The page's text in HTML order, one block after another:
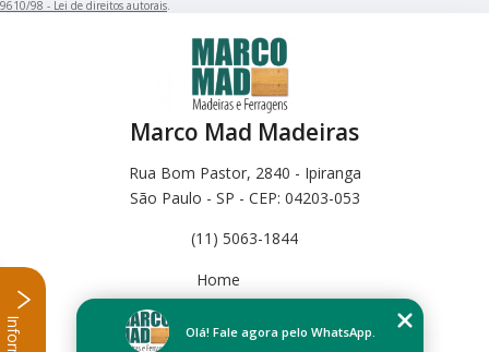
9610/98 - Lei de direitos autorais.
Marco Mad Madeiras
Rua Bom Pastor, 2840 - Ipiranga
São Paulo - SP - CEP: 04203-053
(11) 5063-1844
Home
Empresa
Missão
Olá! Fale agora pelo WhatsApp.